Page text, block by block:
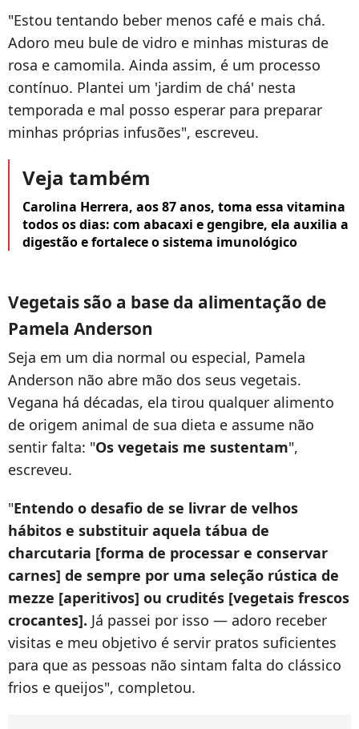
"Estou tentando beber menos café e mais chá.
Adoro meu bule de vidro e minhas misturas de
rosa e camomila. Ainda assim, é um processo
contínuo. Plantei um 'jardim de chá' nesta
temporada e mal posso esperar para preparar
minhas próprias infusões", escreveu.
Veja também
Carolina Herrera, aos 87 anos, toma essa vitamina
todos os dias: com abacaxi e gengibre, ela auxilia a
digestão e fortalece o sistema imunológico
Vegetais são a base da alimentação de
Pamela Anderson
Seja em um dia normal ou especial, Pamela
Anderson não abre mão dos seus vegetais.
Vegana há décadas, ela tirou qualquer alimento
de origem animal de sua dieta e assume não
sentir falta: "Os vegetais me sustentam",
escreveu.
"Entendo o desafio de se livrar de velhos
hábitos e substituir aquela tábua de
charcutaria [forma de processar e conservar
carnes] de sempre por uma seleção rústica de
mezze [aperitivos] ou crudités [vegetais frescos
crocantes]. Já passei por isso — adoro receber
visitas e meu objetivo é servir pratos suficientes
para que as pessoas não sintam falta do clássico
frios e queijos", completou.